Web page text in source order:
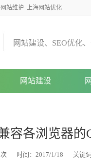
站维护 上海网站优化
网 站建设、 SEO优化、
网站建设
容各浏览器的
次 时间：2017/1/18 关键词